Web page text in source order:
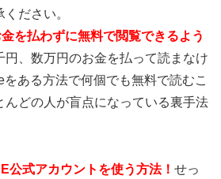
ださい。
を払わずに無料で閲覧できるよう
円、数万円のお金を払って読まなけ
ある方法で何個でも無料で読むこ
んどの人が盲点になっている裏手法
公式アカウントを使う方法！ せっ